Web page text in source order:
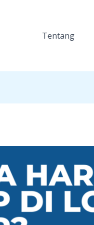
Tentang